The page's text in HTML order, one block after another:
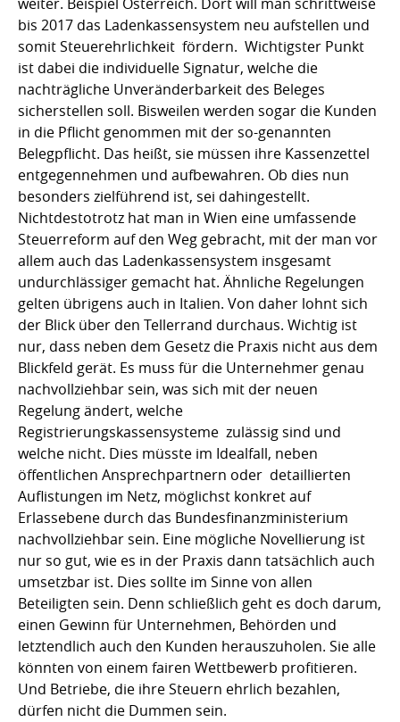
bis 2017 das Ladenkassensystem neu aufstellen und
somit Steuerehrlichkeit fördern. Wichtigster Punkt
ist dabei die individuelle Signatur, welche die
nachträgliche Unveränderbarkeit des Beleges
sicherstellen soll. Bisweilen werden sogar die Kunden
in die Pflicht genommen mit der so-genannten
Belegpflicht. Das heißt, sie müssen ihre Kassenzettel
entgegennehmen und aufbewahren. Ob dies nun
besonders zielführend ist, sei dahingestellt.
Nichtdestotrotz hat man in Wien eine umfassende
Steuerreform auf den Weg gebracht, mit der man vor
allem auch das Ladenkassensystem insgesamt
undurchlässiger gemacht hat. Ähnliche Regelungen
gelten übrigens auch in Italien. Von daher lohnt sich
der Blick über den Tellerrand durchaus. Wichtig ist
nur, dass neben dem Gesetz die Praxis nicht aus dem
Blickfeld gerät. Es muss für die Unternehmer genau
nachvollziehbar sein, was sich mit der neuen
Regelung ändert, welche
Registrierungskassensysteme zulässig sind und
welche nicht. Dies müsste im Idealfall, neben
öffentlichen Ansprechpartnern oder detaillierten
Auflistungen im Netz, möglichst konkret auf
Erlassebene durch das Bundesfinanzministerium
nachvollziehbar sein. Eine mögliche Novellierung ist
nur so gut, wie es in der Praxis dann tatsächlich auch
umsetzbar ist. Dies sollte im Sinne von allen
Beteiligten sein. Denn schließlich geht es doch darum,
einen Gewinn für Unternehmen, Behörden und
letztendlich auch den Kunden herauszuholen. Sie alle
könnten von einem fairen Wettbewerb profitieren.
Und Betriebe, die ihre Steuern ehrlich bezahlen,
dürfen nicht die Dummen sein.